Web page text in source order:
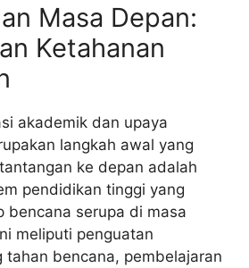
Masa Depan:
Ketahanan
akademik dan upaya
langkah awal yang
ke depan adalah
pendidikan tinggi yang
bencana serupa di masa
meliputi penguatan
tahan bencana, pembelajaran